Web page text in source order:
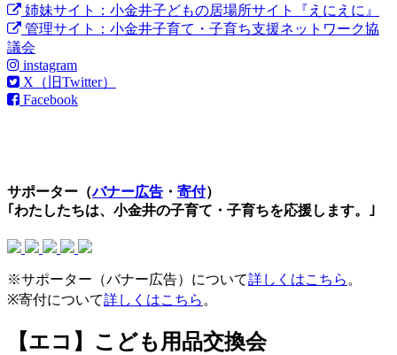
姉妹サイト：小金井子どもの居場所サイト『えにえに』
管理サイト：小金井子育て・子育ち支援ネットワーク協
議会
instagram
X（旧Twitter）
Facebook
サポーター（バナー広告 ・ 寄付）
｢わたしたちは、小金井の子育て・子育ちを応援します。｣
※サポーター（バナー広告）について詳しくはこちら 。
※寄付について詳しくはこちら 。
【エコ】こども用品交換会